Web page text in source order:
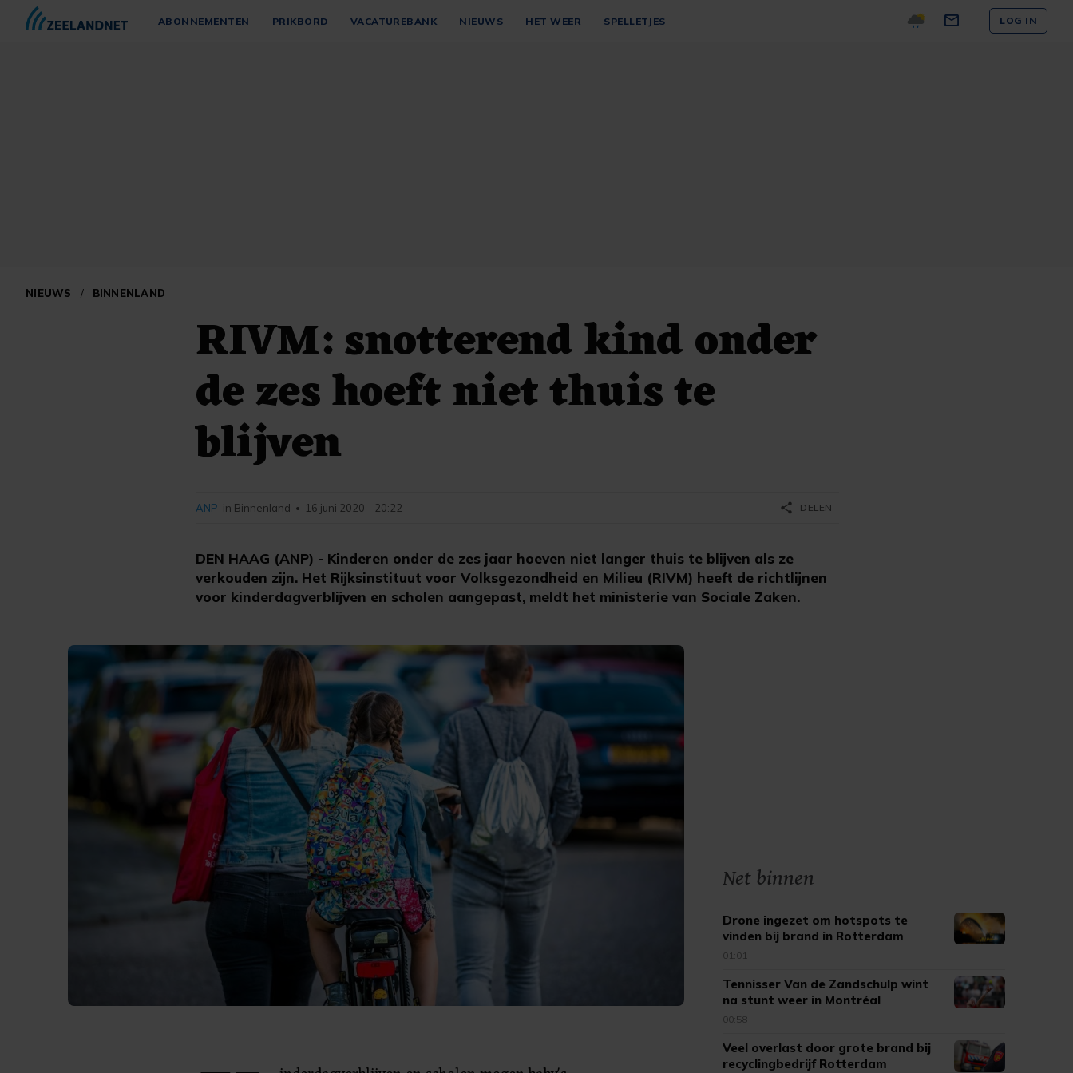
ABONNEMENTEN PRIKBORD VACATUREBANK NIEUWS HET WEER SPELLETJES LOG IN
NIEUWS / BINNENLAND
RIVM: snotterend kind onder
de zes hoeft niet thuis te
blijven
DEN HAAG (ANP) - Kinderen onder de zes jaar hoeven niet langer thuis te blijven als ze
verkouden zijn. Het Rijksinstituut voor Volksgezondheid en Milieu (RIVM) heeft de richtlijnen
voor kinderdagverblijven en scholen aangepast, meldt het ministerie van Sociale Zaken.
ANP in Binnenland • 16 juni 2020 - 20:22 share DELEN
Net binnen
Drone ingezet om hotspots te
vinden bij brand in Rotterdam
01:01
Tennisser Van de Zandschulp wint
na stunt weer in Montréal
00:58
Veel overlast door grote brand bij
recyclingbedrijf Rotterdam